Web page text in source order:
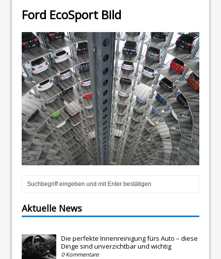
Ford EcoSport Bild
Aktuelle News
Die perfekte Innenreinigung fürs Auto – diese
Dinge sind unverzichtbar und wichtig
0 Kommentare